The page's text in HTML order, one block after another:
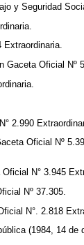
y Seguridad
Extraordinaria.
Gaceta Oficial Nº
2.990
Oficial Nº
N° 3.945
Nº 37.305.
N°. 2.818
(1984, 14 de